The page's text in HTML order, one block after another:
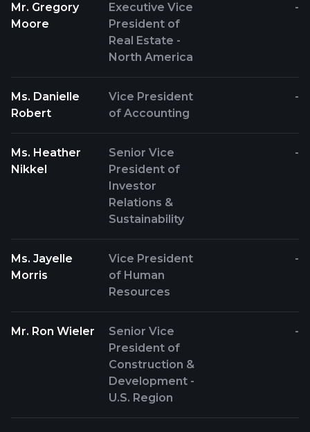
Mr. Gregory
Moore
Executive Vice
President of
Real Estate -
North America
-
Ms. Danielle
Robert
Vice President
of Accounting
-
Ms. Heather
Nikkel
Senior Vice
President of
Investor
Relations &
Sustainability
-
Ms. Jayelle
Morris
Vice President
of Human
Resources
-
Mr. Ron Wieler
Senior Vice
President of
Construction &
Development -
U.S. Region
-